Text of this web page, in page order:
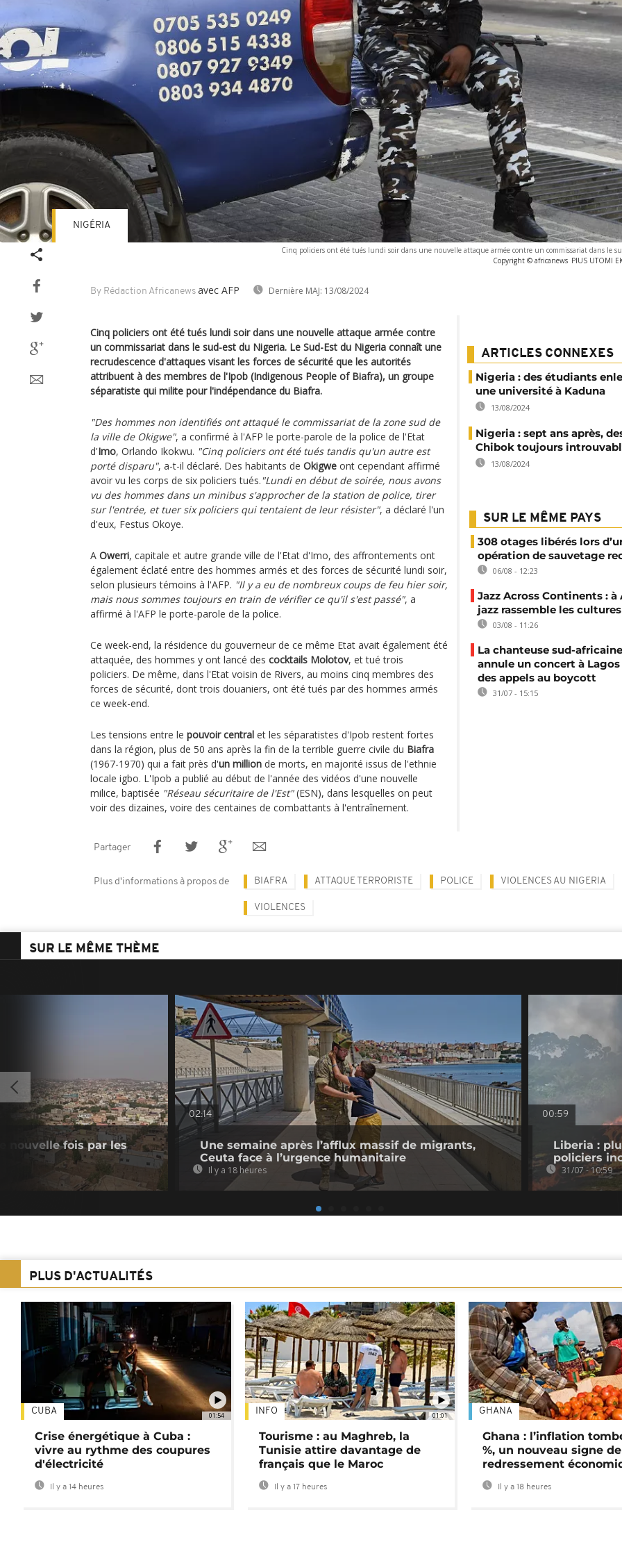
Cinq policiers ont été tués lundi soir dans une nouvelle attaque armée contre un commissariat dans le
Copyright © africanews PIUS UTOMI
By Rédaction Africanews avec AFP Dernière MAJ: 13/08/2024
NIGÉRIA
Cinq policiers ont été tués lundi soir dans une nouvelle attaque armée contre
un commissariat dans le sud-est du Nigeria. Le Sud-Est du Nigeria connaît une
recrudescence d'attaques visant les forces de sécurité que les autorités
attribuent à des membres de l'Ipob (Indigenous People of Biafra), un groupe
séparatiste qui milite pour l'indépendance du Biafra.
"Des hommes non identifiés ont attaqué le commissariat de la zone sud de
la ville de Okigwe", a confirmé à l'AFP le porte-parole de la police de l'Etat
d'Imo, Orlando Ikokwu. "Cinq policiers ont été tués tandis qu'un autre est
porté disparu", a-t-il déclaré. Des habitants de Okigwe ont cependant affirmé
avoir vu les corps de six policiers tués. "Lundi en début de soirée, nous avons
vu des hommes dans un minibus s'approcher de la station de police, tirer
sur l'entrée, et tuer six policiers qui tentaient de leur résister", a déclaré l'un
d'eux, Festus Okoye.
A Owerri, capitale et autre grande ville de l'Etat d'Imo, des affrontements ont
également éclaté entre des hommes armés et des forces de sécurité lundi soir,
selon plusieurs témoins à l'AFP. "Il y a eu de nombreux coups de feu hier soir,
mais nous sommes toujours en train de vérifier ce qu'il s'est passé", a
affirmé à l'AFP le porte-parole de la police.
Ce week-end, la résidence du gouverneur de ce même Etat avait également été
attaquée, des hommes y ont lancé des cocktails Molotov, et tué trois
policiers. De même, dans l'Etat voisin de Rivers, au moins cinq membres des
forces de sécurité, dont trois douaniers, ont été tués par des hommes armés
ce week-end.
Les tensions entre le pouvoir central et les séparatistes d'Ipob restent fortes
dans la région, plus de 50 ans après la fin de la terrible guerre civile du Biafra
(1967-1970) qui a fait près d'un million de morts, en majorité issus de l'ethnie
locale igbo. L'Ipob a publié au début de l'année des vidéos d'une nouvelle
milice, baptisée "Réseau sécuritaire de l'Est"(ESN), dans lesquelles on peut
voir des dizaines, voire des centaines de combattants à l'entraînement.
ARTICLES CONNEXES
Nigeria : des étudiants
une université à Kaduna
13/08/2024
Nigeria : sept ans après,
Chibok toujours
13/08/2024
SUR LE MÊME PAYS
308 otages libérés lors
opération de sauvetage
06/08 - 12:23
Jazz Across Continents : à
jazz rassemble les cultures
03/08 - 11:26
La chanteuse sud-
annule un concert à Lagos
des appels au boycott
31/07 - 15:15
Partager
Plus d'informations à propos de BIAFRA ATTAQUE TERRORISTE POLICE VIOLENCES AU NIGERIA
VIOLENCES
SUR LE MÊME THÈME
nouvelle fois par les
02:14
Une semaine après l’afflux massif de migrants,
Ceuta face à l’urgence humanitaire
Il y a 18 heures
00:59
Liberia :
policiers
31/07 - 10:59
PLUS D'ACTUALITÉS
01:54
CUBA
Crise énergétique à Cuba :
vivre au rythme des coupures
d'électricité
Il y a 14 heures
01:01
INFO
Tourisme : au Maghreb, la
Tunisie attire davantage de
français que le Maroc
Il y a 17 heures
GHANA
Ghana : l’inflation
%, un nouveau signe de
redressement
Il y a 18 heures